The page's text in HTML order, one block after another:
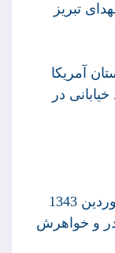
تبريز
آمريكا
در
و خواهرش